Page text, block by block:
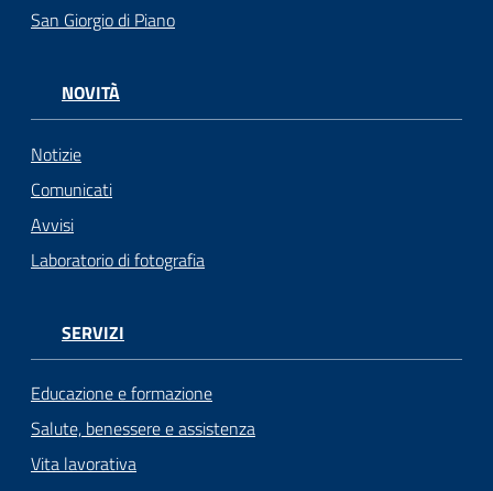
San Giorgio di Piano
NOVITÀ
Notizie
Comunicati
Avvisi
Laboratorio di fotografia
SERVIZI
Educazione e formazione
Salute, benessere e assistenza
Vita lavorativa